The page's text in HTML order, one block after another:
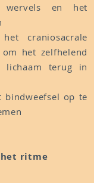
wervels en het
craniosacrale
het zelfhelend
lichaam terug in
bindweefsel op te
het ritme